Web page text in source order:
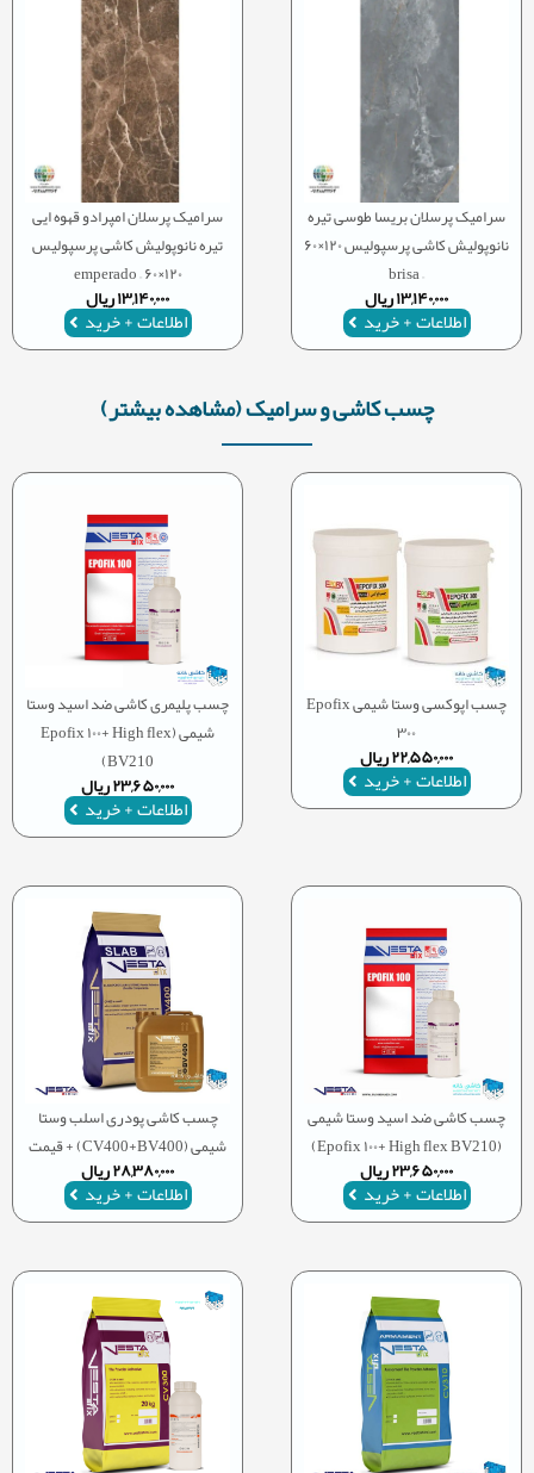
سرامیک پرسلان بریسا طوسی تیره
نانوپولیش کاشی پرسپولیس ۱۲۰×۶۰
– brisa
۱۳,۱۴۰,۰۰۰ریال
اطلاعات + خرید
سرامیک پرسلان امپرادو قهوه ایی
تیره نانوپولیش کاشی پرسپولیس
۱۲۰×۶۰ – emperado
۱۳,۱۴۰,۰۰۰ریال
اطلاعات + خرید
چسب کاشی و سرامیک (مشاهده بیشتر)​
چسب اپوکسی وستا شیمی Epofix
۳۰۰
۲۲,۵۵۰,۰۰۰ریال
اطلاعات + خرید
چسب پلیمری کاشی ضد اسید وستا
شیمی (Epofix ۱۰۰+ High flex
BV210)
۲۳,۶۵۰,۰۰۰ریال
اطلاعات + خرید
چسب کاشی ضد اسید وستا شیمی
(Epofix ۱۰۰+ High flex BV210)
۲۳,۶۵۰,۰۰۰ریال
اطلاعات + خرید
چسب کاشی پودری اسلب وستا
شیمی (CV400+BV400) + قیمت
۲۸,۳۸۰,۰۰۰ریال
اطلاعات + خرید